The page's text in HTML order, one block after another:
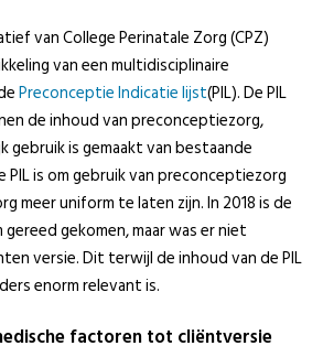
van College Perinatale Zorg (CPZ)
van een multidisciplinaire
Preconceptie Indicatie lijst(PIL). De PIL
de inhoud van preconceptiezorg,
gebruik is gemaakt van bestaande
PIL is om gebruik van preconceptiezorg
meer uniform te laten zijn. In 2018 is de
gekomen, maar was er niet
versie. Dit terwijl de inhoud van de PIL
enorm relevant is.
factoren tot cliëntversie